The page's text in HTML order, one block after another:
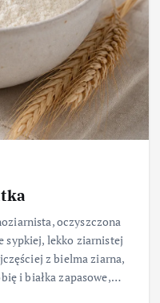
oczyszczona
sypkiej, lekko ziarnistej
z bielma ziarna,
i białka zapasowe,…